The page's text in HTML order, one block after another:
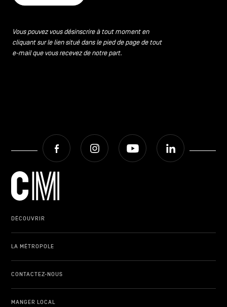
Vous pouvez vous désinscrire à tout moment en
cliquant sur le lien situé dans le pied de page de tout
e-mail que vous recevez de notre part.
Facebook Instagram Youtube
DÉCOUVRIR
LA MÉTROPOLE
CONTACTEZ-NOUS
MANGER LOCAL